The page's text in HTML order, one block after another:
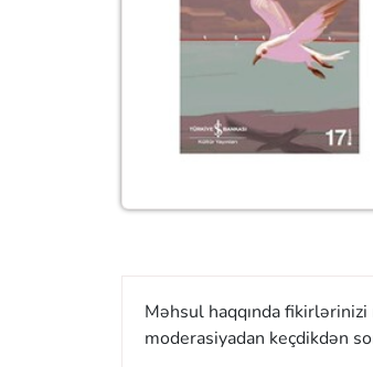
Məhsul haqqında fikirlərinizi
moderasiyadan keçdikdən